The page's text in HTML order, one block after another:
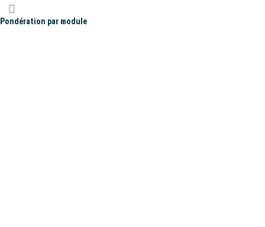
Pondération par module